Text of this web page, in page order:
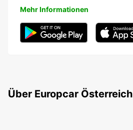
Mehr Informationen
Über Europcar Österreich